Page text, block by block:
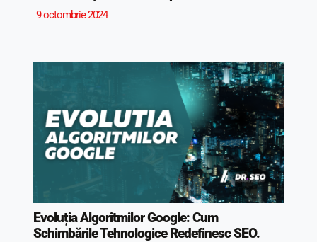
9 octombrie 2024
Evoluția Algoritmilor Google: Cum
Schimbările Tehnologice Redefinesc SEO.